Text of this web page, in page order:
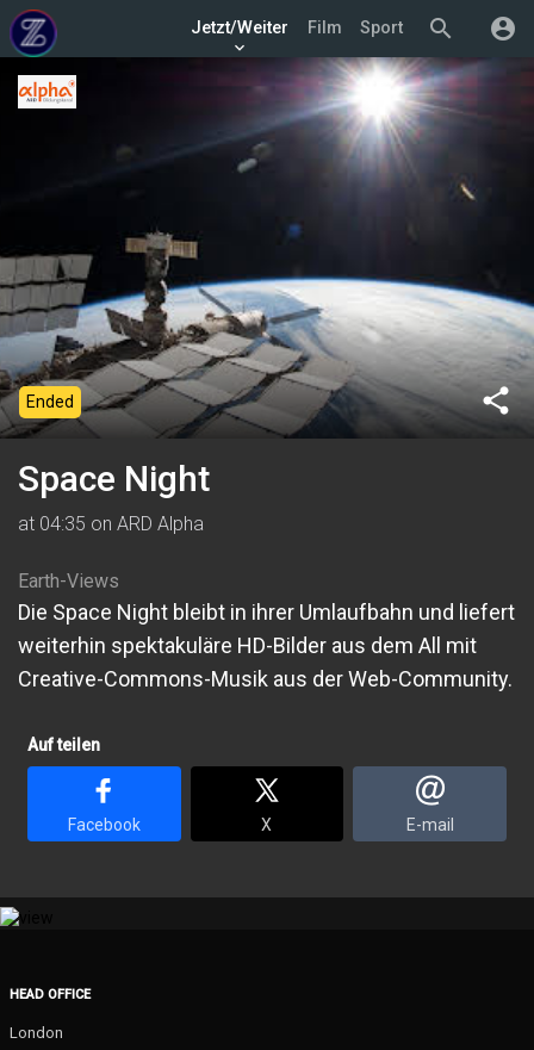
search account_circle
Jetzt/Weiter
keyboard_arrow_down
Film Sport
share
Ended
Space Night
at 04:35 on ARD Alpha
Earth-Views
Die Space Night bleibt in ihrer Umlaufbahn und liefert
weiterhin spektakuläre HD-Bilder aus dem All mit
Creative-Commons-Musik aus der Web-Community.
Auf teilen
Facebook X E-mail
HEAD OFFICE
London